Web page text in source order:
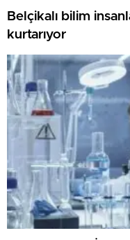
Belçikalı bilim
kurtarıyor